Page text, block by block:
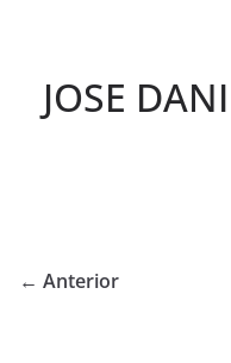
JOSE
← Anterior